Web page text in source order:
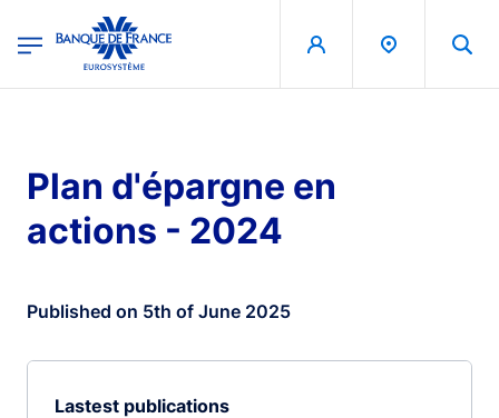
Banque de France - Menu Principal
Plan d'épargne en
actions - 2024
Published on 5th of June 2025
Lastest publications